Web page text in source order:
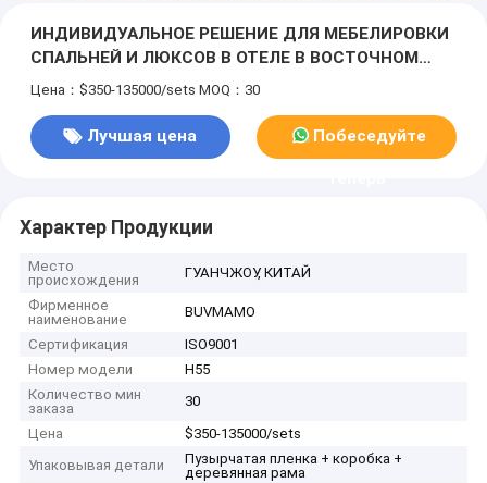
ИНДИВИДУАЛЬНОЕ РЕШЕНИЕ ДЛЯ МЕБЕЛИРОВКИ
СПАЛЬНЕЙ И ЛЮКСОВ В ОТЕЛЕ В ВОСТОЧНОМ
СТИЛЕ, ДРЕВЕСИНЫ И ТКАНЕВЫХ МАТЕРИАЛОВ
ИНТЕРЬЕРА ОТЕЛЯ. ПРЯМЫЕ ПОСТАВКИ
КИТАЙСКОЙ ФАБРИКИ, МЕБЕЛЬ НА ЗАКАЗ
Цена：$350-135000/sets MOQ：30
Лучшая цена Побеседуйте
Характер Продукции
Место
происхождения
ГУАНЧЖОУ, КИТАЙ
Фирменное
наименование
BUVMAMO
Сертификация
ISO9001
Номер модели
H55
Количество мин
заказа
30
Цена
$350-135000/sets
Упаковывая детали
Пузырчатая пленка + коробка +
деревянная рама